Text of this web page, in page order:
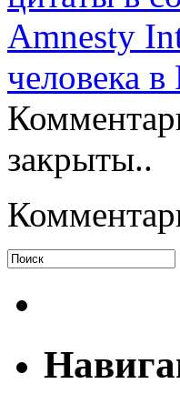
Amnesty
человека
закрыты..